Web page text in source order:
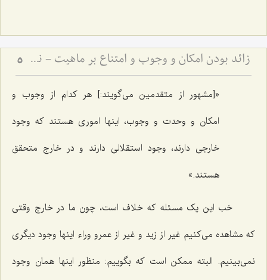
زائد بودن امکان و وجوب و امتناع بر ماهیت - نقد دیدگاه اتحاد جهات ثلاث با ماهیات 5
«[مشهور از متقدمین می‌گویند:] هر کدام از وجوب و
امکان و وحدت و وجوب، اینها امورى هستند که وجود
خارجى دارند، وجود استقلالى دارند و در خارج متحقق
هستند.»
خب این یک مسئله که خلاف است، چون ما در خارج وقتى
که مشاهده مى‌کنیم غیر از زید و غیر از عمرو وراء اینها وجود دیگرى
نمى‌بینیم. البته ممکن است که بگوییم: منظور اینها همان وجود